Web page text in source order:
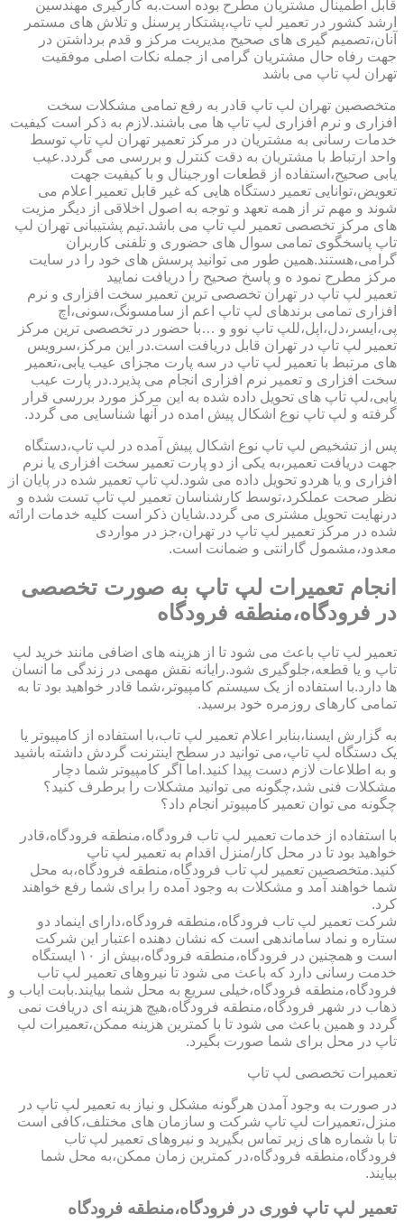
قابل اطمینال مشتریان مطرح بوده است.به کارگیری مهندسین
ارشد کشور در تعمیر لپ تاپ،پشتکار پرسنل و تلاش های مستمر
آنان،تصمیم گیری های صحیح مدیریت مرکز و قدم برداشتن در
جهت رفاه حال مشتریان گرامی از جمله نکات اصلی موفقیت
تهران لپ تاپ می باشد
متخصصین تهران لپ تاپ قادر به رفع تمامی مشکلات سخت
افزاری و نرم افزاری لپ تاپ ها می باشند.لازم به ذکر است کیفیت
خدمات رسانی به مشتریان در مرکز تعمیر تهران لپ تاپ توسط
واحد ارتباط با مشتریان به دقت کنترل و بررسی می گردد.عیب
یابی صحیح،استفاده از قطعات اورجینال و با کیفیت جهت
تعویض،توانایی تعمیر دستگاه هایی که غیر قابل تعمیر اعلام می
شوند و مهم تر از همه تعهد و توجه به اصول اخلاقی از دیگر مزیت
های مرکز تخصصی تعمیر لپ تاپ می باشد.تیم پشتیبانی تهران لپ
تاپ پاسخگوی تمامی سوال های حضوری و تلفنی کاربران
گرامی،هستند.همین طور می توانید پرسش های خود را در سایت
مرکز مطرح نمود ه و پاسخ صحیح را دریافت نمایید
تعمیر لپ تاپ در تهران تخصصی ترین تعمیر سخت افزاری و نرم
افزاری تمامی برندهای لپ تاپ اعم از سامسونگ،سونی،اچ
پی،ایسر،دل،اپل،للپ تاپ نوو و …با حضور در تخصصی ترین مرکز
تعمیر لپ تاپ در تهران قابل دریافت است.در این مرکز،سرویس
های مرتبط با تعمیر لپ تاپ در سه پارت مجزای عیب یابی،تعمیر
سخت افزاری و تعمیر نرم افزاری انجام می پذیرد.در پارت عیب
یابی،لپ تاپ های تحویل داده شده به این مرکز مورد بررسی قرار
گرفته و لپ تاپ نوع اشکال پیش امده در آنها شناسایی می گردد.
پس از تشخیص لپ تاپ نوع اشکال پیش آمده در لپ تاپ،دستگاه
جهت دریافت تعمیر،به یکی از دو پارت تعمیر سخت افزاری یا نرم
افزاری و یا هردو تحویل داده می شود.لپ تاپ تعمیر شده در پایان از
نظر صحت عملکرد،توسط کارشناسان تعمیر لپ تاپ تست شده و
درنهایت تحویل مشتری می گردد.شایان ذکر است کلیه خدمات ارائه
شده در مرکز تعمیر لپ تاپ در تهران،جز در مواردی
معدود،مشمول گارانتی و ضمانت است.
انجام تعمیرات لپ تاپ به صورت تخصصی
در فرودگاه،منطقه فرودگاه
تعمیر لپ تاپ باعث می شود تا از هزینه های اضافی مانند خرید لپ
تاپ و یا قطعه،جلوگیری شود.رایانه نقش مهمی در زندگی ما انسان
ها دارد.با استفاده از یک سیستم کامپیوتر،شما قادر خواهید بود تا به
تمامی کارهای روزمره خود برسید.
به گزارش ایسنا،بنابر اعلام تعمیر لپ تاب،با استفاده از کامپیوتر یا
یک دستگاه لپ تاپ،می توانید در سطح اینترنت گردش داشته باشید
و به اطلاعات لازم دست پیدا کنید.اما اگر کامپیوتر شما دچار
مشکلات فنی شد،چگونه می توانید مشکلات را برطرف کنید؟
چگونه می توان تعمیر کامپیوتر انجام داد؟
با استفاده از خدمات تعمیر لپ تاب فرودگاه،منطقه فرودگاه،قادر
خواهید بود تا در محل کار/منزل اقدام به تعمیر لپ تاپ
کنید.متخصصین تعمیر لپ تاب فرودگاه،منطقه فرودگاه،به محل
شما خواهند آمد و مشکلات به وجود آمده را برای شما رفع خواهند
کرد.
شرکت تعمیر لپ تاب فرودگاه،منطقه فرودگاه،دارای اینماد دو
ستاره و نماد ساماندهی است که نشان دهنده اعتبار این شرکت
است و همچنین در فرودگاه،منطقه فرودگاه،بیش از ۱۰ ایستگاه
خدمت رسانی دارد که باعث می شود تا نیروهای تعمیر لپ تاب
فرودگاه،منطقه فرودگاه،خیلی سریع به محل شما بیایند.بابت ایاب و
ذهاب در شهر فرودگاه،منطقه فرودگاه،هیچ هزینه ای دریافت نمی
گردد و همین باعث می شود تا با کمترین هزینه ممکن،تعمیرات لپ
تاپ در محل برای شما صورت بگیرد.
تعمیرات تخصصی لپ تاپ
در صورت به وجود آمدن هرگونه مشکل و نیاز به تعمیر لپ تاپ در
منزل،تعمیرات لپ تاپ شرکت و سازمان های مختلف،کافی است
تا با شماره های زیر تماس بگیرید و نیروهای تعمیر لپ تاب
فرودگاه،منطقه فرودگاه،در کمترین زمان ممکن،به محل شما
بیایند.
تعمیر لپ تاپ فوری در فرودگاه،منطقه فرودگاه